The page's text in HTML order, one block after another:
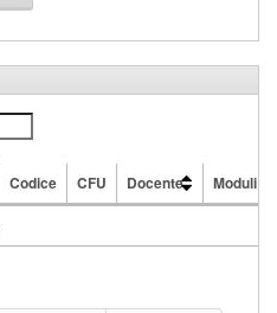
Codice CFU Docente
Moduli